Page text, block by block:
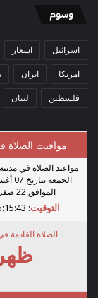
وسوم
اسرائيل اسعار
امريكا ايران
فلسطين لبنان